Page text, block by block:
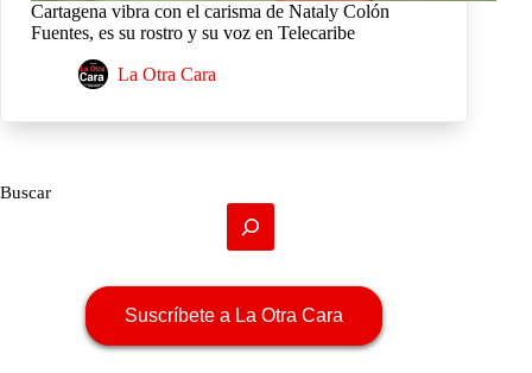
Cartagena vibra con el carisma de Nataly Colón
Fuentes, es su rostro y su voz en Telecaribe
La Otra Cara
Buscar
Suscríbete a La Otra Cara